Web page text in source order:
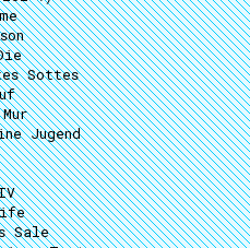
Sottes
Jugend
Sale